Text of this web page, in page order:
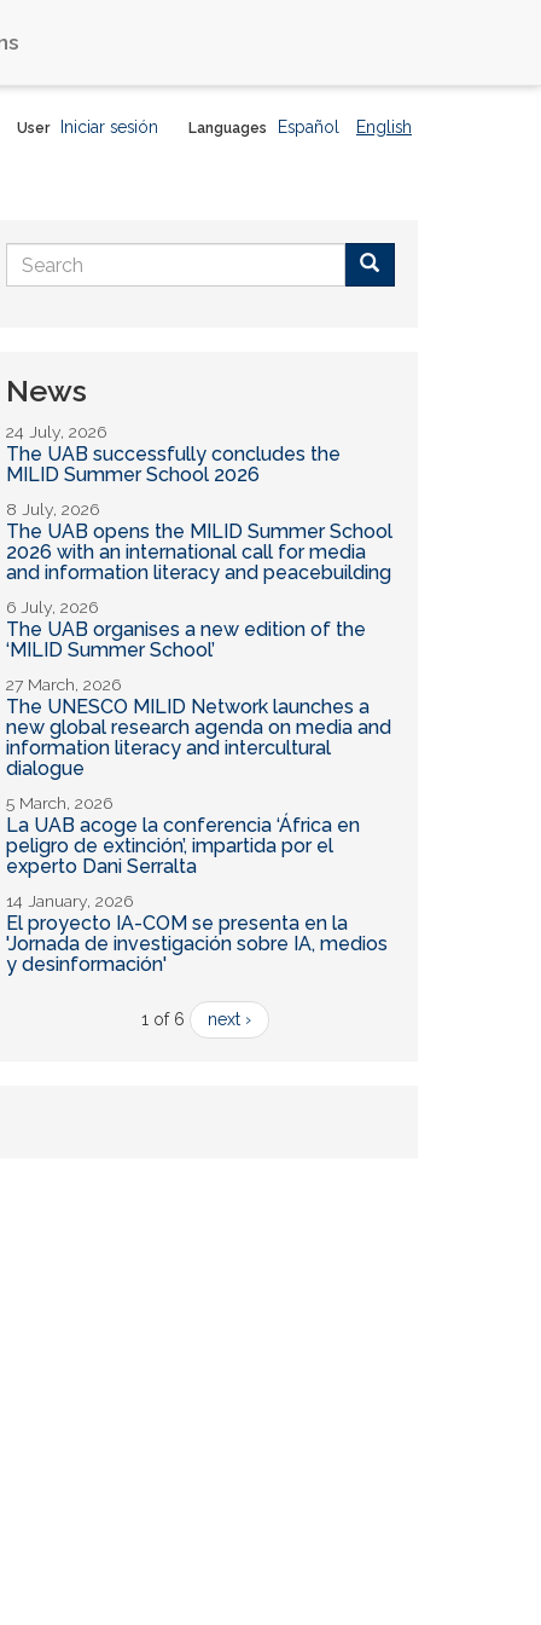
Languages Español English
User Iniciar sesión
Search
form
News
24 July, 2026
The UAB successfully concludes the
MILID Summer School 2026
8 July, 2026
The UAB opens the MILID Summer School
2026 with an international call for media
and information literacy and peacebuilding
6 July, 2026
The UAB organises a new edition of the
‘MILID Summer School’
27 March, 2026
The UNESCO MILID Network launches a
new global research agenda on media and
information literacy and intercultural
dialogue
5 March, 2026
La UAB acoge la conferencia ‘África en
peligro de extinción’, impartida por el
experto Dani Serralta
14 January, 2026
El proyecto IA-COM se presenta en la
'Jornada de investigación sobre IA, medios
y desinformación'
1 of 6 next ›